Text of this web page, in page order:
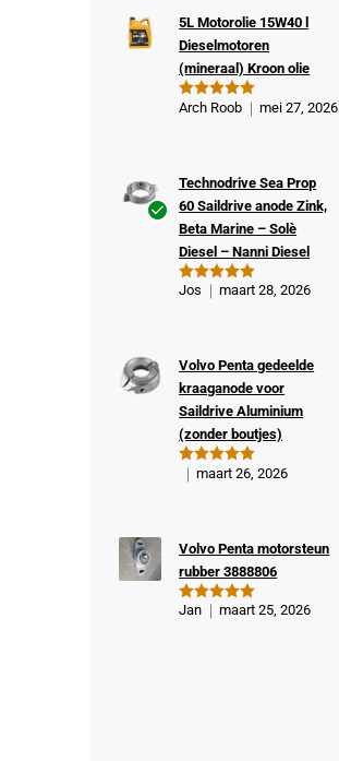
Gewaardeer
5L Motorolie 15W40 l
Dieselmotoren
(mineraal) Kroon olie
Arch Roob mei 27, 2026
Gewaardeer
Technodrive Sea Prop
60 Saildrive anode Zink,
Beta Marine – Solè
Diesel – Nanni Diesel
Jos maart 28, 2026
Gewaardeer
Volvo Penta gedeelde
kraaganode voor
Saildrive Aluminium
(zonder boutjes)
maart 26, 2026
Gewaardeer
Volvo Penta motorsteun
rubber 3888806
Jan maart 25, 2026